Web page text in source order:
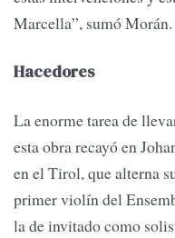
Marcella”, sumó Morán.
Hacedores
La enorme tarea de
esta obra recayó en
en el Tirol, que alterna
primer violín del
la de invitado como